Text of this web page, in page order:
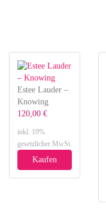
Estee Lauder –
Knowing
120,00 €
inkl. 19%
gesetzlicher MwSt.
Kaufen